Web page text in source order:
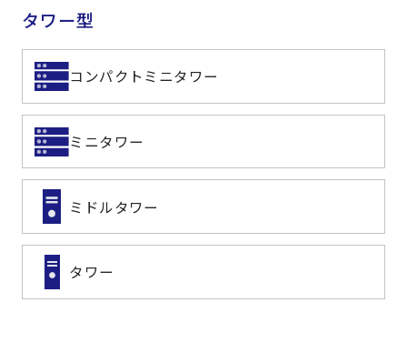
タワー型
コンパクトミニタワー
ミニタワー
ミドルタワー
タワー